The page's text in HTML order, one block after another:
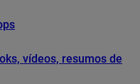
vídeos, resumos de